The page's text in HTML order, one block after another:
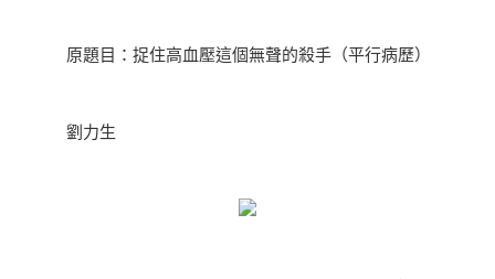
原題目：捉住高血壓這個無聲的殺手（平行病歷）
劉力生